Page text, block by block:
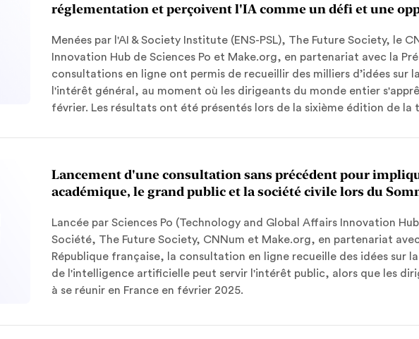
réglementation et perçoivent l'IA comme un défi et une
Menées par l'AI & Society Institute (ENS-PSL), The Future Society, le
Innovation Hub de Sciences Po et Make.org, en partenariat avec la
consultations en ligne ont permis de recueillir des milliers d’idées sur
l'intérêt général, au moment où les dirigeants du monde entier
février. Les résultats ont été présentés lors de la sixième édition de la
Lancement d'une consultation sans précédent pour
académique, le grand public et la société civile lors du
Lancée par Sciences Po (Technology and Global Affairs Innovation
Société, The Future Society, CNNum et Make.org, en partenariat
République française, la consultation en ligne recueille des idées sur
de l'intelligence artificielle peut servir l'intérêt public, alors que les
à se réunir en France en février 2025.